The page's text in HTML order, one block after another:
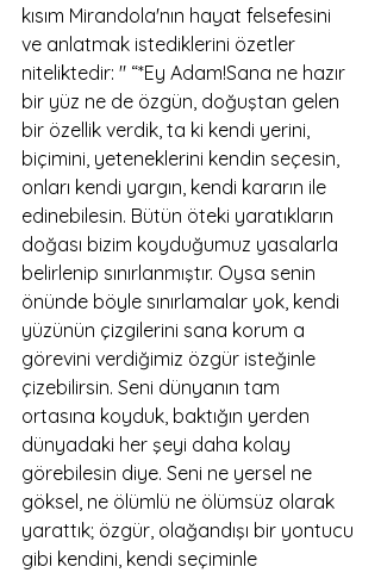
kısım Mirandola'nın hayat felsefesini
ve anlatmak istediklerini özetler
niteliktedir: " “*Ey Adam!Sana ne hazır
bir yüz ne de özgün, doğuştan gelen
bir özellik verdik, ta ki kendi yerini,
biçimini, yeteneklerini kendin seçesin,
onları kendi yargın, kendi kararın ile
edinebilesin. Bütün öteki yaratıkların
doğası bizim koyduğumuz yasalarla
belirlenip sınırlanmıştır. Oysa senin
önünde böyle sınırlamalar yok, kendi
yüzünün çizgilerini sana korum a
görevini verdiğimiz özgür isteğinle
çizebilirsin. Seni dünyanın tam
ortasına koyduk, baktığın yerden
dünyadaki her şeyi daha kolay
görebilesin diye. Seni ne yersel ne
göksel, ne ölümlü ne ölümsüz olarak
yarattık; özgür, olağandışı bir yontucu
gibi kendini, kendi seçiminle